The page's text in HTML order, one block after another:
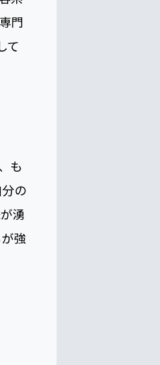
系
門
て